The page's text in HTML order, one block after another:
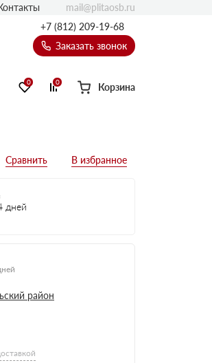
+7 (812) 209-19-68
Заказать звонок
0 0 Корзина
mail@plitaosb.ru
дней
район